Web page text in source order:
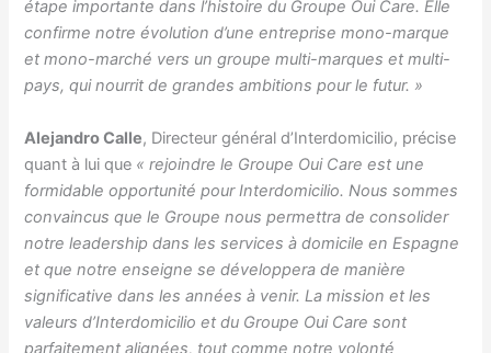
étape importante dans l’histoire du Groupe Oui Care. Elle
confirme notre évolution d’une entreprise mono-marque
et mono-marché vers un groupe multi-marques et multi-
pays, qui nourrit de grandes ambitions pour le futur. »
Alejandro Calle, Directeur général d’Interdomicilio, précise
quant à lui que « rejoindre le Groupe Oui Care est une
formidable opportunité pour Interdomicilio. Nous sommes
convaincus que le Groupe nous permettra de consolider
notre leadership dans les services à domicile en Espagne
et que notre enseigne se développera de manière
significative dans les années à venir. La mission et les
valeurs d’Interdomicilio et du Groupe Oui Care sont
parfaitement alignées, tout comme notre volonté